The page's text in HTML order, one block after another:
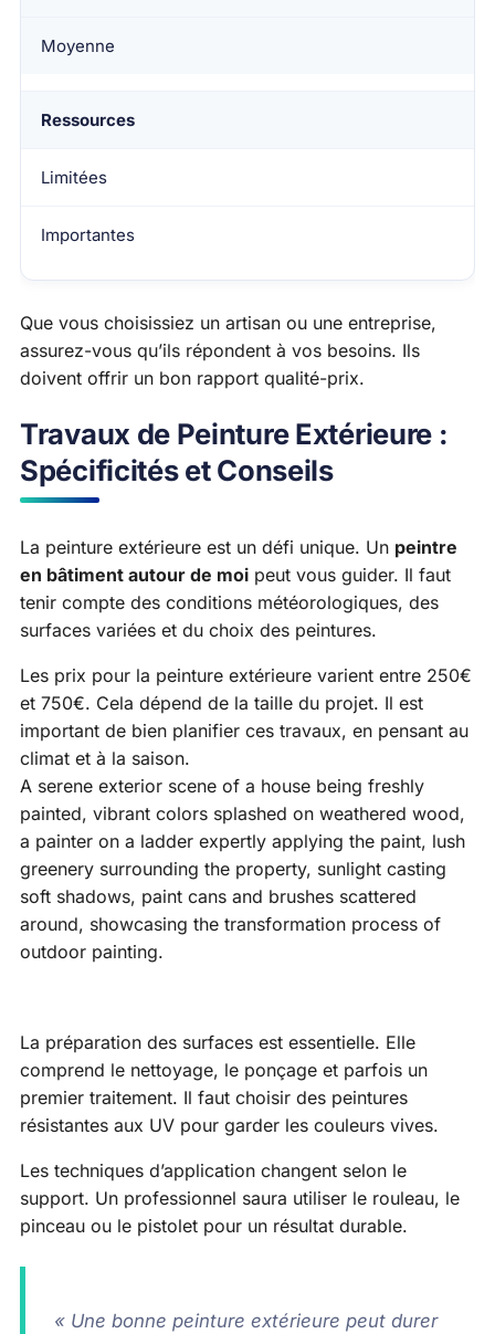
Moyenne
Ressources
Limitées
Importantes
Que vous choisissiez un artisan ou une entreprise,
assurez-vous qu’ils répondent à vos besoins. Ils
doivent offrir un bon rapport qualité-prix.
Travaux de Peinture Extérieure :
Spécificités et Conseils
La peinture extérieure est un défi unique. Un peintre
en bâtiment autour de moi peut vous guider. Il faut
tenir compte des conditions météorologiques, des
surfaces variées et du choix des peintures.
Les prix pour la peinture extérieure varient entre 250€
et 750€. Cela dépend de la taille du projet. Il est
important de bien planifier ces travaux, en pensant au
climat et à la saison.
A serene exterior scene of a house being freshly
painted, vibrant colors splashed on weathered wood,
a painter on a ladder expertly applying the paint, lush
greenery surrounding the property, sunlight casting
soft shadows, paint cans and brushes scattered
around, showcasing the transformation process of
outdoor painting.
La préparation des surfaces est essentielle. Elle
comprend le nettoyage, le ponçage et parfois un
premier traitement. Il faut choisir des peintures
résistantes aux UV pour garder les couleurs vives.
Les techniques d’application changent selon le
support. Un professionnel saura utiliser le rouleau, le
pinceau ou le pistolet pour un résultat durable.
« Une bonne peinture extérieure peut durer